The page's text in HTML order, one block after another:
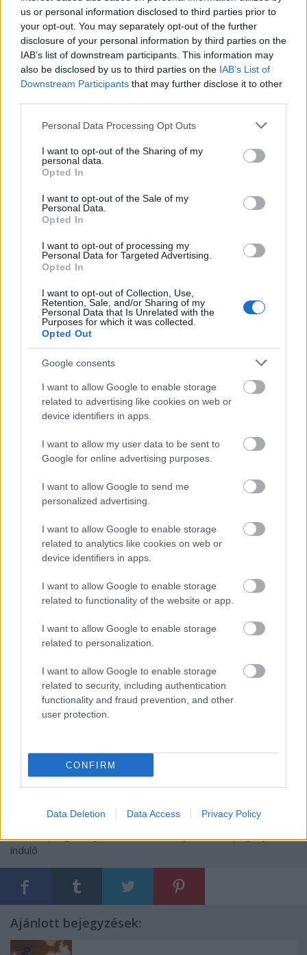
us or personal information disclosed to third parties prior to
your opt-out. You may separately opt-out of the further
disclosure of your personal information by third parties on the
IAB’s list of downstream participants. This information may
also be disclosed by us to third parties on the IAB’s List of
Downstream Participants that may further disclose it to other
Please note that this website/app uses one or more Google
not limited to your visit or usage behaviour. You may click to
grant or deny consent to Google and its third-party tags to
use your data for below specified purposes in below Google
consent section.
Personal Data Processing Opt Outs
I want to opt-out of the Sharing of my
personal data.
Opted In
I want to opt-out of the Sale of my
Personal Data.
Opted In
I want to opt-out of processing my
Personal Data for Targeted Advertising.
Opted In
I want to opt-out of Collection, Use,
Retention, Sale, and/or Sharing of my
Personal Data that Is Unrelated with the
Purposes for which it was collected.
Opted Out
Google consents
I want to allow Google to enable storage
related to advertising like cookies on web or
device identifiers in apps.
I want to allow my user data to be sent to
Google for online advertising purposes.
I want to allow Google to send me
personalized advertising.
I want to allow Google to enable storage
related to analytics like cookies on web or
device identifiers in apps.
I want to allow Google to enable storage
related to functionality of the website or app.
I want to allow Google to enable storage
related to personalization.
I want to allow Google to enable storage
related to security, including authentication
functionality and fraud prevention, and other
user protection.
CONFIRM
Data Deletion Data Access Privacy Policy
fotó: Simon Zsuzsanna
induló
Ajánlott bejegyzések: